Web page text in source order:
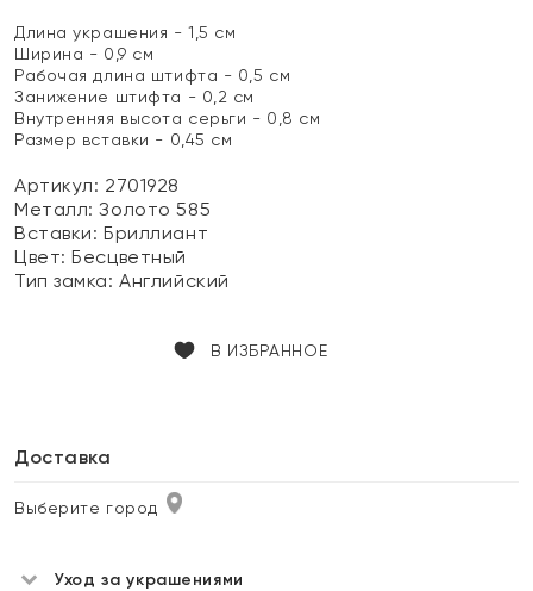
Длина украшения - 1,5 см
Ширина - 0,9 см
Рабочая длина штифта - 0,5 см
Занижение штифта - 0,2 см
Внутренняя высота серьги - 0,8 см
Размер вставки - 0,45 см
Артикул: 2701928
Металл:Золото 585
Вставки:Бриллиант
Цвет:Бесцветный
Тип замка:Английский
В ИЗБРАННОЕ
Доставка
Выберите город
Уход за украшениями